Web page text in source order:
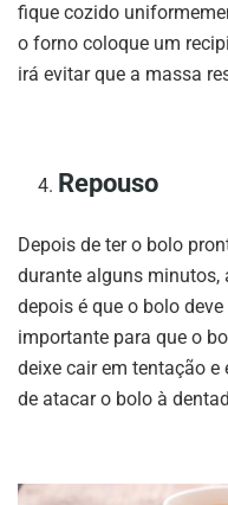
fique cozido
o forno coloque um
irá evitar que a massa
Repouso
Depois de ter o bolo
durante alguns minutos,
depois é que o bolo
importante para que o
deixe cair em tentação e
de atacar o bolo à